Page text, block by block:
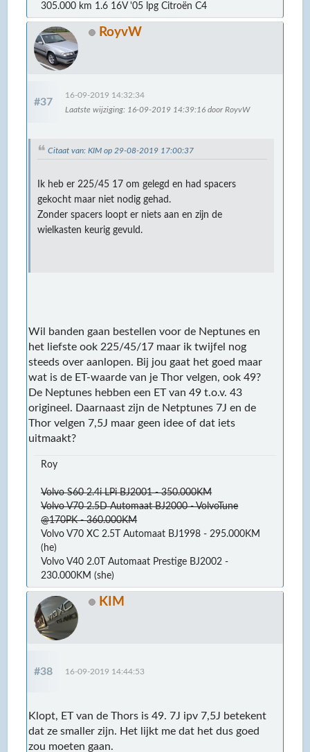
305.000 km 1.6 16V '05 lpg Citroën C4
RoyvW
#37
16-09-2019 14:32:34
Laatste wijziging: 16-09-2019 14:39:16 door RoyvW
Citaat van: KIM op 29-08-2019 17:00:37
Ik heb er 225/45 17 om gelegd en had spacers
gekocht maar niet nodig gehad.
Zonder spacers loopt er niets aan en zijn de
wielkasten keurig gevuld.
Wil banden gaan bestellen voor de Neptunes en
het liefste ook 225/45/17 maar ik twijfel nog
steeds over aanlopen. Bij jou gaat het goed maar
wat is de ET-waarde van je Thor velgen, ook 49?
De Neptunes hebben een ET van 49 t.o.v. 43
origineel. Daarnaast zijn de Netptunes 7J en de
Thor velgen 7,5J maar geen idee of dat iets
uitmaakt?
Roy
Volvo S60 2.4i LPi BJ2001 - 350.000KM
Volvo V70 2.5D Automaat BJ2000 - VolvoTune
@170PK - 360.000KM
Volvo V70 XC 2.5T Automaat BJ1998 - 295.000KM
(he)
Volvo V40 2.0T Automaat Prestige BJ2002 -
230.000KM (she)
KIM
#38 16-09-2019 14:44:53
Klopt, ET van de Thors is 49. 7J ipv 7,5J betekent
dat ze smaller zijn. Het lijkt me dat het dus goed
zou moeten gaan.